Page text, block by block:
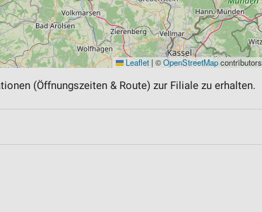
Leaflet | ©OpenStreetMapcontributors
(Öffnungszeiten & Route) zur Filiale zu erhalten.